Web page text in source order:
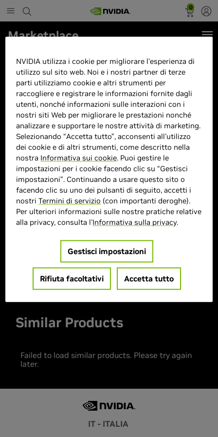
0
Marketplace
G2 MAG X3D - NVIDIA GeForce
RTX 4070Ti, Ryzen 7800X3D,
32GB RAM 6000Mhz, 1TB NVME
Pcie, Dissipatore CORELIQUID,
AM5 Motherboard
> GPU : GeForce RTX 4070 Ti
> CPU : Ryzen 7
> Dimensione memoria : 32 GB DDR5
P929019
Prodotto esaurito
Similar Products
Failed to load similar products. Please try again
later.
IT - ITALIA
NVIDIA utilizza i cookie per migliorare l'esperienza di
utilizzo sul sito web. Noi e i nostri partner di terze
parti utilizziamo cookie e altri strumenti per
raccogliere e registrare le informazioni fornite dagli
utenti, nonché informazioni sulle interazioni con i
nostri siti Web per migliorare le prestazioni nonché
analizzare e supportare le nostre attività di marketing.
Selezionando “Accetta tutto”, acconsenti all'utilizzo
dei cookie e di altri strumenti, come descritto nella
nostra Informativa sui cookie. Puoi gestire le
impostazioni per i cookie facendo clic su “Gestisci
impostazioni”. Continuando a usare questo sito o
facendo clic su uno dei pulsanti di seguito, accetti i
nostriTermini di servizio (con importanti deroghe).
Per ulteriori informazioni sulle nostre pratiche relative
alla privacy, consulta l'Informativa sulla privacy.
Gestisci impostazioni
Rifiuta facoltativi Accetta tutto